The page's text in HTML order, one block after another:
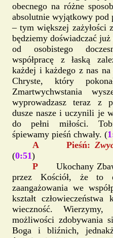
obecnego na różne
absolutnie wyjątkowy pod
– tym większej zażyłości
będziemy doświadczać
od osobistego
współpracę z łaską
każdej i każdego z nas
Chryste, który
Zmartwychwstania
wyprowadzasz teraz z
dusze nasze i uczynili je
do pełni miłości.
śpiewamy pieśń chwały. (
A Pieśń:
(0:51)
P Ukochany
przez Kościół, że to
zaangażowania we
kształt
wieczność.
możliwości zdobywania
Boga i bliźnich,